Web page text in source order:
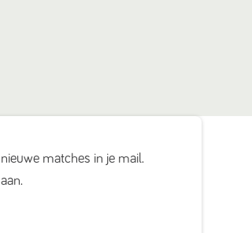
nieuwe matches in je mail.
aan.